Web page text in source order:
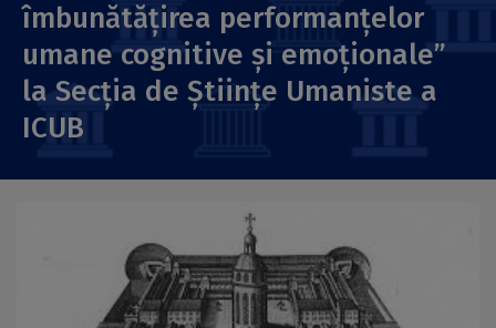
îmbunătățirea performanțelor
umane cognitive și emoționale”
la Secția de Științe Umaniste a
ICUB